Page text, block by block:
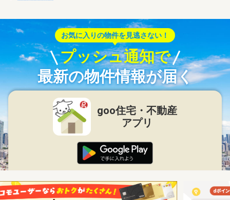
お気に入りの物件を見逃さない！
プッシュ通知で
最新の物件情報が届く
goo住宅・不動産
アプリ